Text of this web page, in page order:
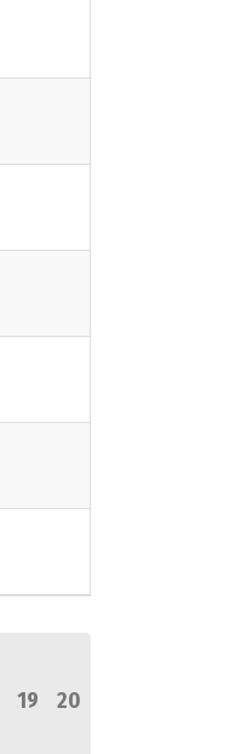
19
20